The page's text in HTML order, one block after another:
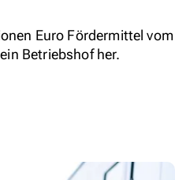
Euro Fördermittel vom
Betriebshof her.